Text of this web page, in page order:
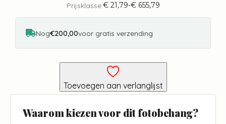
Prijsklasse:€21,79-€655,79
Prijsklasse:
€ 21,79
€ 655,79
Nog€200,00voor gratis verzending
Toevoegen aan verlanglijst
Waarom kiezen voor dit fotobehang?